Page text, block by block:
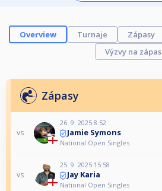
Overview Turnaje Zápasy
Výzvy na zápas
Zápasy
vs
26. 9. 2025 8:52
Jamie Symons
National Open Singles
vs
25. 9. 2025 15:58
Jay Karia
National Open Singles